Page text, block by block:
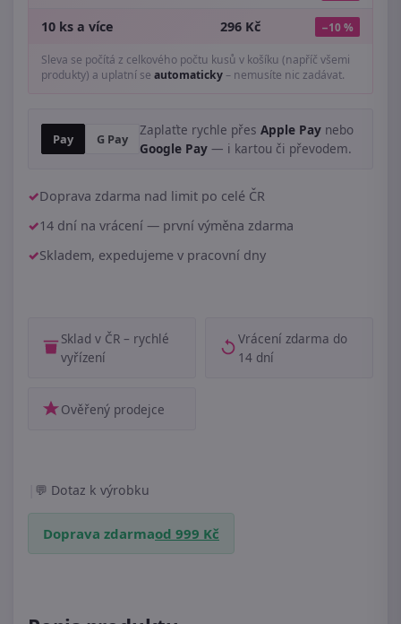
10 ks a více 296 Kč −10 %
Sleva se počítá z celkového počtu kusů v košíku (napříč všemi
produkty) a uplatní se automaticky– nemusíte nic zadávat.
Pay G Pay
Zaplaťte rychle přes Apple Pay nebo
Google Pay — i kartou či převodem.
Doprava zdarma nad limit po celé ČR
14 dní na vrácení — první výměna zdarma
Skladem, expedujeme v pracovní dny
Sklad v ČR – rychlé
vyřízení
Vrácení zdarma do
14 dní
Ověřený prodejce
Dotaz k výrobku
Doprava zdarmaod 999 Kč